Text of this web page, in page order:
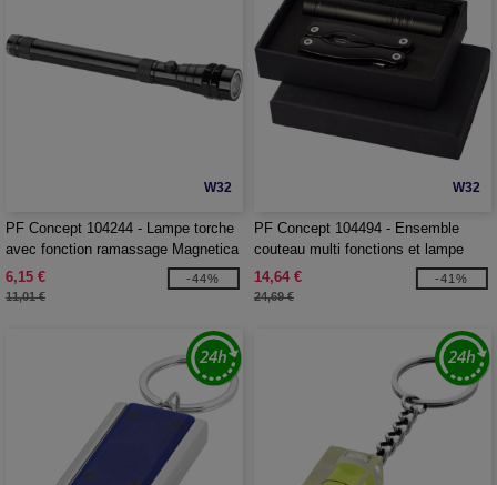
W32
PF Concept 104244 - Lampe torche
avec fonction ramassage Magnetica
6,15 €
11,01 €
-44%
W32
PF Concept 104494 - Ensemble
couteau multi fonctions et lampe
torche LED Scout
14,64 €
24,69 €
-41%